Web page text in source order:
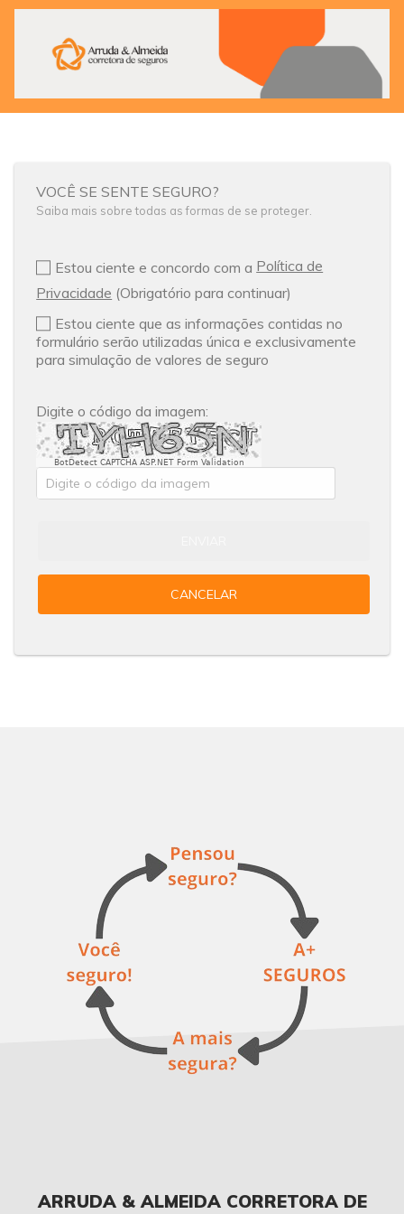
VOCÊ SE SENTE SEGURO?
Saiba mais sobre todas as formas de se proteger.
Estou ciente e concordo com a Política de
Privacidade (Obrigatório para continuar)
Estou ciente que as informações contidas no
formulário serão utilizadas única e exclusivamente
para simulação de valores de seguro
Digite o código da imagem:
BotDetect CAPTCHA ASP.NET Form Validation
CANCELAR
ARRUDA & ALMEIDA CORRETORA DE